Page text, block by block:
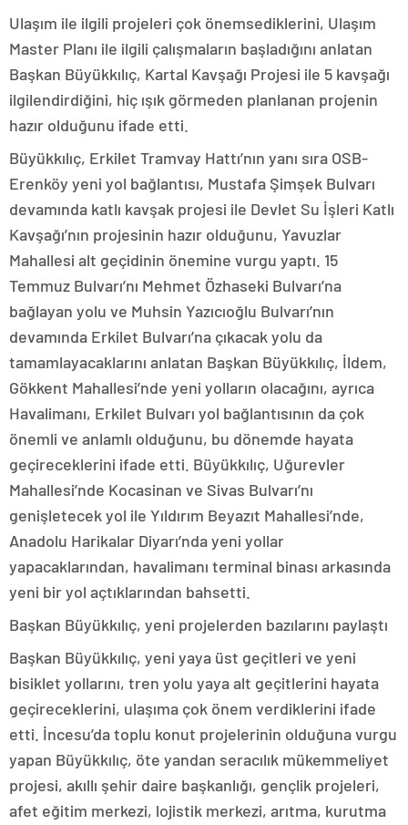
Ulaşım ile ilgili projeleri çok önemsediklerini, Ulaşım
Master Planı ile ilgili çalışmaların başladığını anlatan
Başkan Büyükkılıç, Kartal Kavşağı Projesi ile 5 kavşağı
ilgilendirdiğini, hiç ışık görmeden planlanan projenin
hazır olduğunu ifade etti.
Büyükkılıç, Erkilet Tramvay Hattı’nın yanı sıra OSB-
Erenköy yeni yol bağlantısı, Mustafa Şimşek Bulvarı
devamında katlı kavşak projesi ile Devlet Su İşleri Katlı
Kavşağı’nın projesinin hazır olduğunu, Yavuzlar
Mahallesi alt geçidinin önemine vurgu yaptı. 15
Temmuz Bulvarı’nı Mehmet Özhaseki Bulvarı’na
bağlayan yolu ve Muhsin Yazıcıoğlu Bulvarı’nın
devamında Erkilet Bulvarı’na çıkacak yolu da
tamamlayacaklarını anlatan Başkan Büyükkılıç, İldem,
Gökkent Mahallesi’nde yeni yolların olacağını, ayrıca
Havalimanı, Erkilet Bulvarı yol bağlantısının da çok
önemli ve anlamlı olduğunu, bu dönemde hayata
geçireceklerini ifade etti. Büyükkılıç, Uğurevler
Mahallesi’nde Kocasinan ve Sivas Bulvarı’nı
genişletecek yol ile Yıldırım Beyazıt Mahallesi’nde,
Anadolu Harikalar Diyarı’nda yeni yollar
yapacaklarından, havalimanı terminal binası arkasında
yeni bir yol açtıklarından bahsetti.
Başkan Büyükkılıç, yeni projelerden bazılarını paylaştı
Başkan Büyükkılıç, yeni yaya üst geçitleri ve yeni
bisiklet yollarını, tren yolu yaya alt geçitlerini hayata
geçireceklerini, ulaşıma çok önem verdiklerini ifade
etti. İncesu’da toplu konut projelerinin olduğuna vurgu
yapan Büyükkılıç, öte yandan seracılık mükemmeliyet
projesi, akıllı şehir daire başkanlığı, gençlik projeleri,
afet eğitim merkezi, lojistik merkezi, arıtma, kurutma